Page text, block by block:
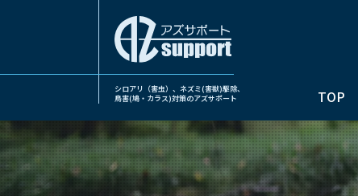
シロアリ（害虫）、ネズミ(害獣)駆除、
鳥害(鳩・カラス)対策のアズサポート
TOP